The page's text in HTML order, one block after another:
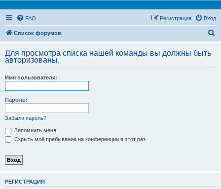
FAQ Вход
Регистрация
Список форумов
с
Для просмотра списка нашей команды вы должны быть
авторизованы.
Имя пользователя:
Пароль:
Забыли пароль?
Запомнить меня
Скрыть моё пребывание на конференции в этот раз
РЕГИСТРАЦИЯ